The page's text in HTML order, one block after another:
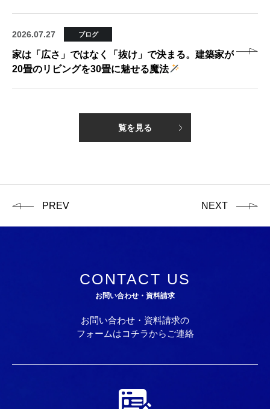
2026.07.27 ブログ
家は「広さ」ではなく「抜け」で決まる。建築家が
20畳のリビングを30畳に魅せる魔法
覧を見る
PREV NEXT
CONTACT US
お問い合わせ・資料請求
お問い合わせ・資料請求の
フォームはコチラからご連絡